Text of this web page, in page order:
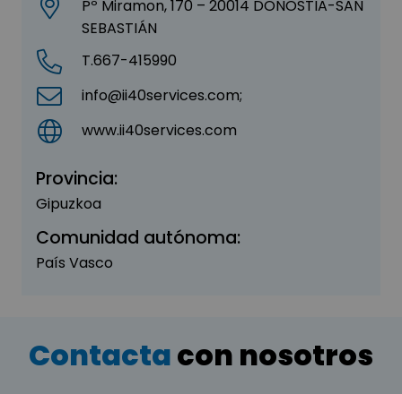
Pº Miramon, 170 – 20014 DONOSTIA-SAN
SEBASTIÁN
T.667-415990
info@ii40services.com;
www.ii40services.com
Provincia:
Gipuzkoa
Comunidad autónoma:
País Vasco
Contactacon nosotros